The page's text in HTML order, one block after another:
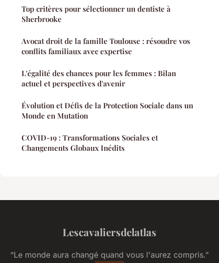
Top critères pour sélectionner un dentiste à
Sherbrooke
Avocat droit de la famille Toulouse : résoudre vos
conflits familiaux avec expertise
L'égalité des chances pour les femmes : Bilan
actuel et perspectives d'avenir
Évolution et Défis de la Protection Sociale dans un
Monde en Mutation
COVID-19 : Transformations Sociales et
Changements Globaux Inédits
Lescavaliersdelatlas
“Le monde aura changé quand vous l'aurez compris.”